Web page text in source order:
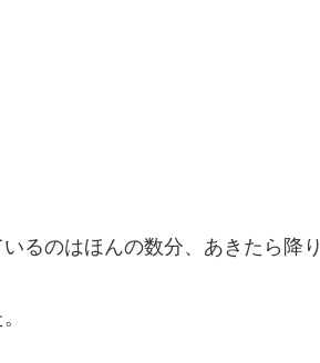
るのはほんの数分、あきたら降